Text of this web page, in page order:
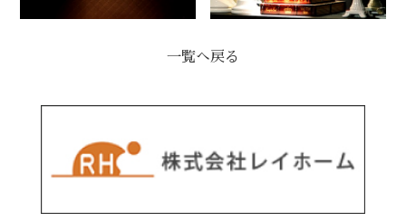
一覧へ戻る